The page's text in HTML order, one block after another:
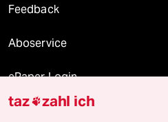
Feedback
Aboservice
ePaper Login
Downloads für Abonnierende
taz zahl ich